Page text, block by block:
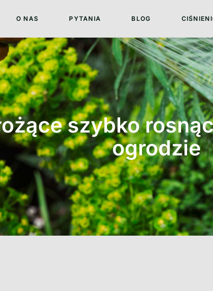
O NAS PYTANIA BLOG
szybko
ogrodzie